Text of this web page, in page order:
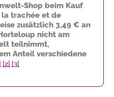
Shop beim Kauf
la trachée et de
zusätzlich 3,49 € an
nicht am
teilnimmt,
Anteil verschiedene
[2] [3]